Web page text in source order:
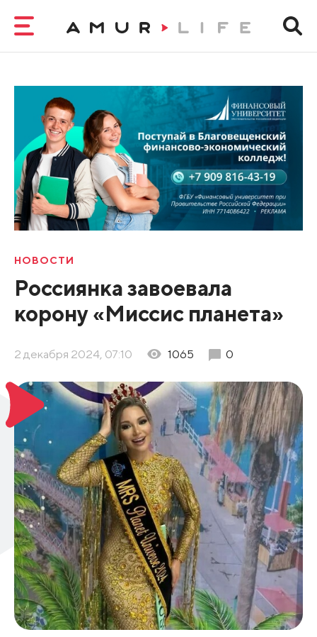
НОВОСТИ
Россиянка завоевала
корону «Миссис планета»
2 декабря 2024, 07:10 1065 0